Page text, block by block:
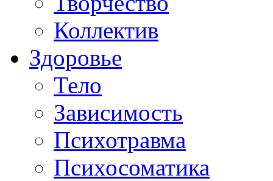
Коллектив
Здоровье
Тело
Зависимость
Психотравма
Психосоматика